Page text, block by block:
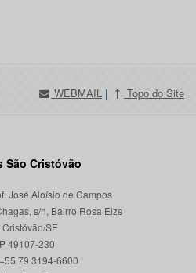
WEBMAIL | Topo do Site
São Cristóvão
José Aloísio de Campos
s/n, Bairro Rosa Elze
SE
49107-230